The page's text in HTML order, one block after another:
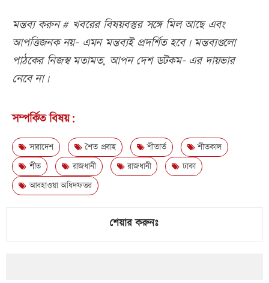
মন্তব্য করুন # খবরের বিষয়বস্তুর সঙ্গে মিল আছে এবং
আপত্তিজনক নয়- এমন মন্তব্যই প্রদর্শিত হবে। মন্তব্যগুলো
পাঠকের নিজস্ব মতামত, আপন দেশ ডটকম- এর দায়ভার
নেবে না।
সম্পর্কিত বিষয়:
সারাদেশ শৈত প্রবাহ শীতার্ত
শীতকাল
শীত
রাজধানী রাজধানী
ঢাকা
আবহাওয়া অধিদফতর
শেয়ার করুনঃ